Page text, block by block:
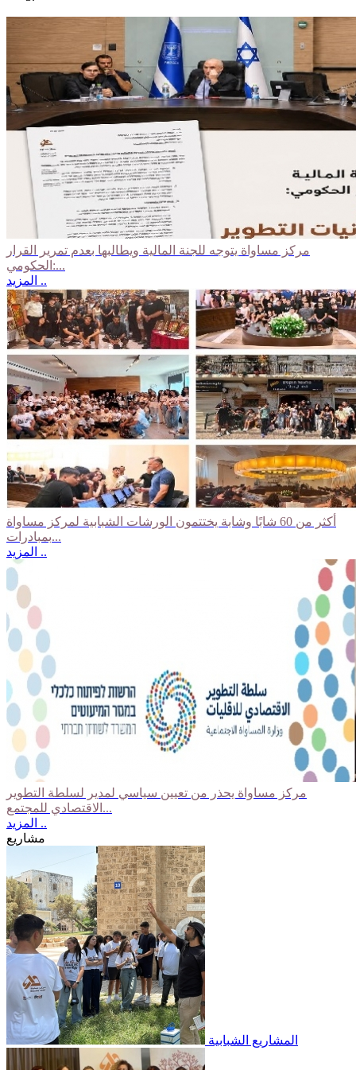
مركز مساواة يتوجه للجنة المالية ويطالبها بعدم تمرير القرار
الحكومي:...
المزيد ..
أكثر من 60 شابًا وشابة يختتمون الورشات الشبابية لمركز مساواة
بمبادرات...
المزيد ..
مركز مساواة يحذر من تعيين سياسي لمدير لسلطة التطوير
الاقتصادي للمجتمع...
المزيد ..
مشاريع
المشاريع الشبابية